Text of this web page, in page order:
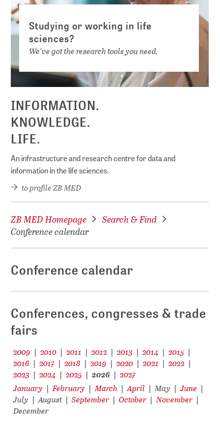
Studying or working in life
sciences?
We've got the research tools you need.
INFORMATION.
KNOWLEDGE.
LIFE.
An infrastructure and research centre for data and
information in the life sciences.
to profile ZB MED
ZB MED Homepage
Search & Find
Conference calendar
Conference calendar
Conferences, congresses & trade
fairs
2009 | 2010 | 2011 | 2012 | 2013 | 2014 | 2015 |
2016 | 2017 | 2018 | 2019 | 2020 | 2021 | 2022 |
2023 | 2024 | 2025 | 2026 | 2027
January | February | March | April | May | June |
July | August | September | October | November |
December